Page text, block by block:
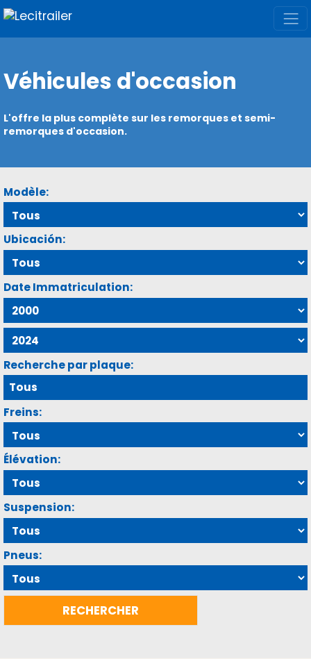
Véhicules d'occasion
L'offre la plus complète sur les remorques et semi-
remorques d'occasion.
Modèle:
Ubicación:
Date Immatriculation:
Recherche par plaque:
Freins:
Élévation:
Suspension:
Pneus: